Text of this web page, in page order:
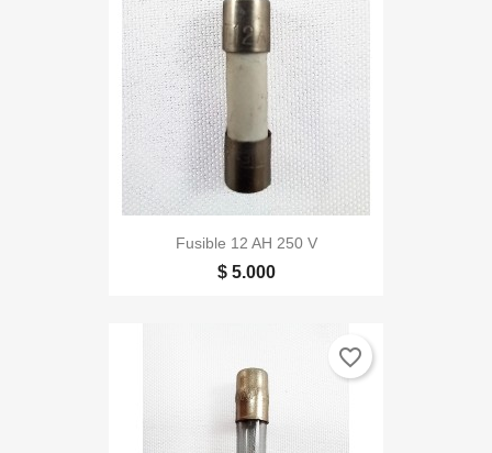
Fusible 12 AH 250 V
$ 5.000
favorite_border